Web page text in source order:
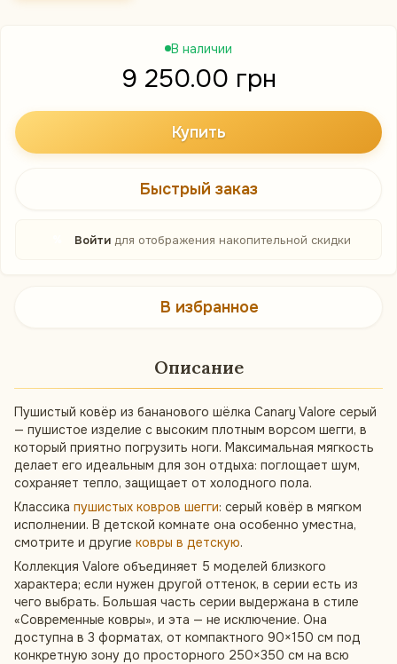
В наличии
9 250.00 грн
Купить
Быстрый заказ
Войти для отображения накопительной скидки
В избранное
Описание
Пушистый ковёр из бананового шёлка Canary Valore серый
— пушистое изделие с высоким плотным ворсом шегги, в
который приятно погрузить ноги. Максимальная мягкость
делает его идеальным для зон отдыха: поглощает шум,
сохраняет тепло, защищает от холодного пола.
Классика пушистых ковров шегги: серый ковёр в мягком
исполнении. В детской комнате она особенно уместна,
смотрите и другие ковры в детскую.
Коллекция Valore объединяет 5 моделей близкого
характера; если нужен другой оттенок, в серии есть из
чего выбрать. Большая часть серии выдержана в стиле
«Современные ковры», и эта — не исключение. Она
доступна в 3 форматах, от компактного 90×150 см под
конкретную зону до просторного 250×350 см на всю